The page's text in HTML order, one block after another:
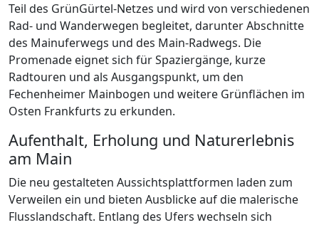
Teil des GrünGürtel-Netzes und wird von verschiedenen
Rad- und Wanderwegen begleitet, darunter Abschnitte
des Mainuferwegs und des Main-Radwegs. Die
Promenade eignet sich für Spaziergänge, kurze
Radtouren und als Ausgangspunkt, um den
Fechenheimer Mainbogen und weitere Grünflächen im
Osten Frankfurts zu erkunden.
Aufenthalt, Erholung und Naturerlebnis
am Main
Die neu gestalteten Aussichtsplattformen laden zum
Verweilen ein und bieten Ausblicke auf die malerische
Flusslandschaft. Entlang des Ufers wechseln sich